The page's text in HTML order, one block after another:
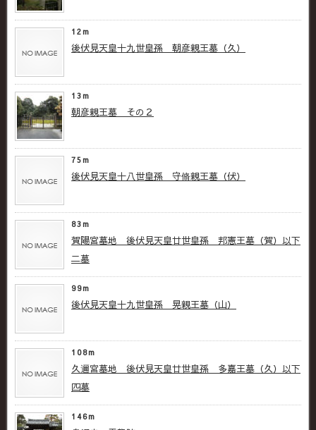
12m
後伏見天皇十九世皇孫 朝彦親王墓（久）
13m
朝彦親王墓 その２
75m
後伏見天皇十八世皇孫 守脩親王墓（伏）
83m
賀陽宮墓地 後伏見天皇廿世皇孫 邦憲王墓（賀）以下
二墓
99m
後伏見天皇十九世皇孫 晃親王墓（山）
108m
久邇宮墓地 後伏見天皇廿世皇孫 多嘉王墓（久）以下
四墓
146m